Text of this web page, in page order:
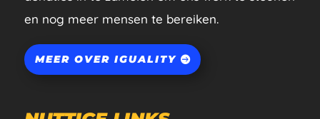
en nog meer mensen te bereiken.
MEER OVER IGUALITY